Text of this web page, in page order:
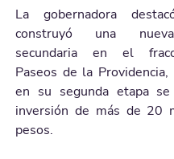
La gobernadora
construyó una
secundaria en el
Paseos de la
en su segunda etapa
inversión de más de 20
pesos.